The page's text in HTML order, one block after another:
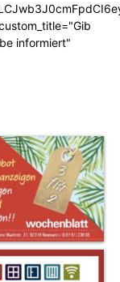
informiert"